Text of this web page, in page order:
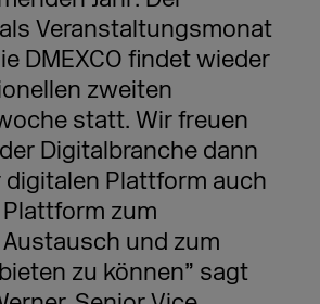
Veranstaltungsmonat
DMEXCO findet wieder
zweiten
statt. Wir freuen
Digitalbranche dann
digitalen Plattform auch
zum
und zum
zu können” sagt